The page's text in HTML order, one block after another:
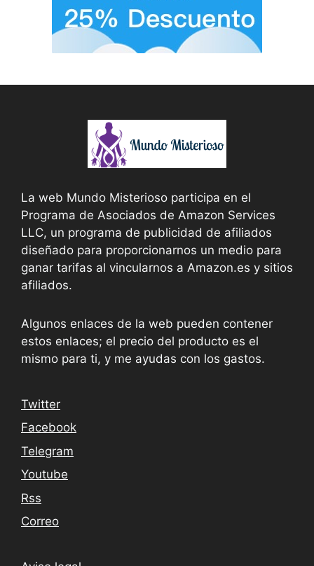
La web Mundo Misterioso participa en el
Programa de Asociados de Amazon Services
LLC, un programa de publicidad de afiliados
diseñado para proporcionarnos un medio para
ganar tarifas al vincularnos a Amazon.es y sitios
afiliados.
Algunos enlaces de la web pueden contener
estos enlaces; el precio del producto es el
mismo para ti, y me ayudas con los gastos.
Twitter
Facebook
Telegram
Youtube
Rss
Correo